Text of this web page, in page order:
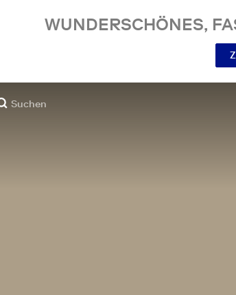
WUNDERSCHÖNES,